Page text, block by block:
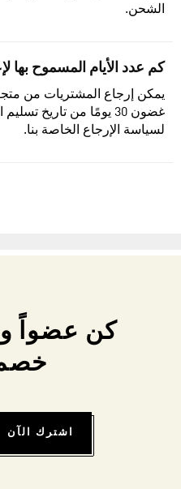
الشحن.
كم عدد الأيام المسموح بها
يمكن إرجاع المشتريات من
غضون 30 يومًا من تاريخ
لسياسة الإرجاع الخاصة بنا.
كن عضواً
خصم
اشترك الآن